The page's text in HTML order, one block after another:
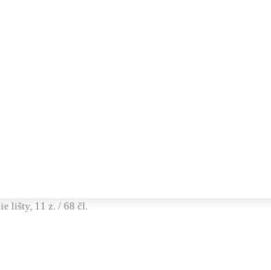
lišty, 11 z. / 68 čl.